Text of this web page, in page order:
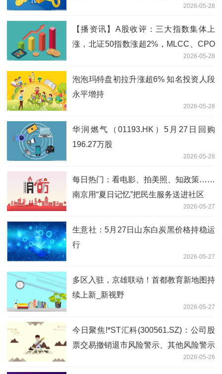
2026-05-28
【播资讯】A股收评：三大指数集体上
涨，北证50指数涨超2%，MLCC、CPO
2026-05-28
泡泡玛特盘初拉升涨超6% 知名投资人段
永平增持
2026-05-28
华润燃气（01193.HK）5月27日回购
196.27万股
2026-05-28
每日热门：看电影、拍美照、知政策……
南京用“夏日记忆”把民生服务送进社区
2026-05-27
生意社：5月27日山东白炭黑价格持稳运
行
2026-05-27
多区入驻，京雄联动！首都教育新地图持
续上新_新视野
2026-05-27
今日聚焦!*ST汇科(300561.SZ)：公司股
票交易撤销退市风险警示、其他风险警示
2026-05-26